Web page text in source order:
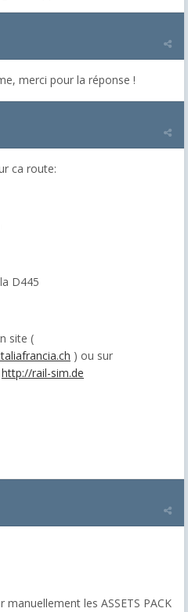
merci pour la réponse !
ca route:
D445
site (
) ou sur
http://rail-sim.de
les ASSETS PACK